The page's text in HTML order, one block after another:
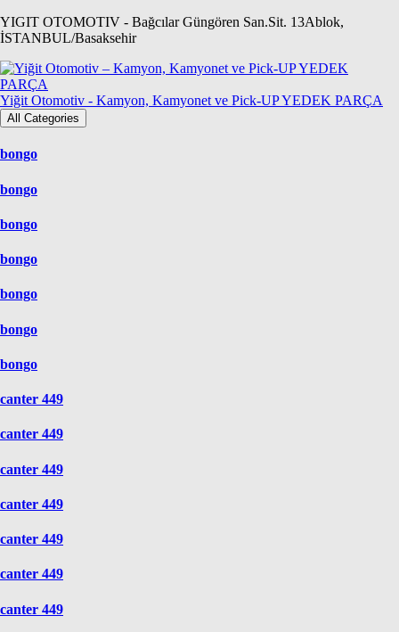
Skip
to
YIGIT OTOMOTIV - Bağcılar Güngören San.Sit. 13Ablok,
İSTANBUL/Basaksehir
Yiğit Otomotiv - Kamyon, Kamyonet ve Pick-UP YEDEK PARÇA
All Categories
bongo
bongo
bongo
bongo
bongo
bongo
bongo
canter 449
canter 449
canter 449
canter 449
canter 449
canter 449
canter 449